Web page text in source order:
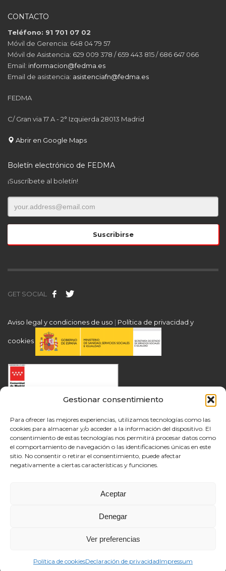
Gestionar consentimiento
Para ofrecer las mejores experiencias, utilizamos tecnologías como las
cookies para almacenar y/o acceder a la información del dispositivo. El
consentimiento de estas tecnologías nos permitirá procesar datos como
el comportamiento de navegación o las identificaciones únicas en este
sitio. No consentir o retirar el consentimiento, puede afectar
negativamente a ciertas características y funciones.
Aceptar
Denegar
Ver preferencias
Política de cookiesDeclaración de privacidadImpressum
CONTACTO
Teléfono: 91 701 07 02
Móvil de Gerencia: 648 04 79 57
Móvil de Asistencia: 629 009 378 / 659 443 815 / 686 647 066
Email: informacion@fedma.es
Email de asistencia: asistenciafn@fedma.es
FEDMA
C/ Gran via 17 A - 2° Izquierda 28013 Madrid
Abrir en Google Maps
Boletín electrónico de FEDMA
¡Suscríbete al boletín!
GET SOCIAL
Aviso legal y condiciones de uso | Política de privacidad y
cookies